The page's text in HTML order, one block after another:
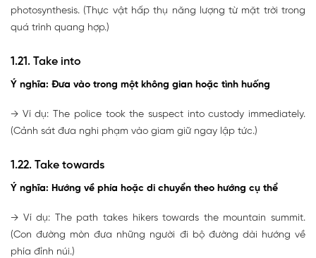
photosynthesis. (Thực vật hấp thụ năng lượng từ mặt trời trong
quá trình quang hợp.)
1.21. Take into
Ý nghĩa: Đưa vào trong một không gian hoặc tình huống
→ Ví dụ: The police took the suspect into custody immediately.
(Cảnh sát đưa nghi phạm vào giam giữ ngay lập tức.)
1.22. Take towards
Ý nghĩa: Hướng về phía hoặc di chuyển theo hướng cụ thể
→ Ví dụ: The path takes hikers towards the mountain summit.
(Con đường mòn đưa những người đi bộ đường dài hướng về
phía đỉnh núi.)